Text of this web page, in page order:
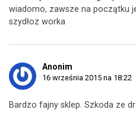
wiadomo, zawsze na początku
szydłoz worka
Anonim
16 września 2015 na 18:22
Bardzo fajny sklep. Szkoda ze